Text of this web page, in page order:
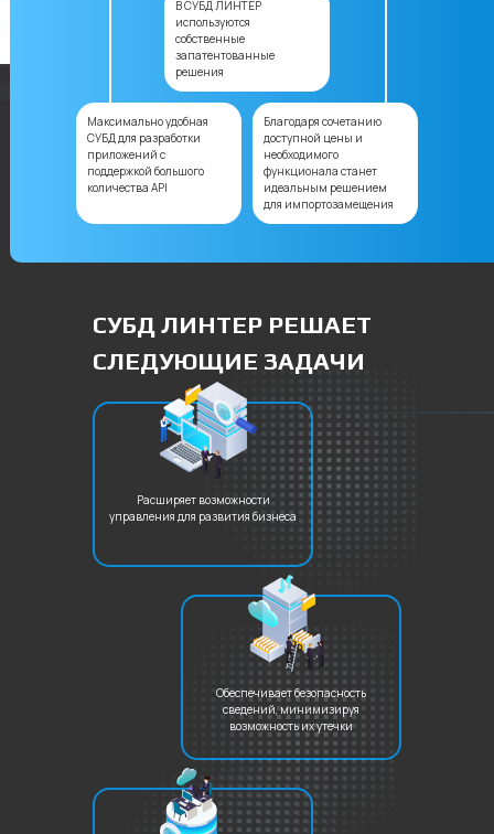
В СУБД ЛИНТЕР
используются
собственные
запатентованные
решения
Максимально удобная
СУБД для разработки
приложений с
поддержкой большого
количества API
Благодаря сочетанию
доступной цены и
необходимого
функционала станет
идеальным решением
для импортозамещения
СУБД ЛИНТЕР РЕШАЕТ
СЛЕДУЮЩИЕ ЗАДАЧИ
Расширяет возможности
управления для развития бизнеса
Обеспечивает безопасность
сведений, минимизируя
возможность их утечки